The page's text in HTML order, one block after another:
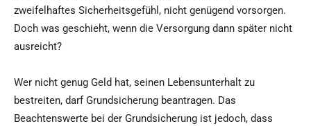
zweifelhaftes Sicherheitsgefühl, nicht genügend vorsorgen.
Doch was geschieht, wenn die Versorgung dann später nicht
ausreicht?
Wer nicht genug Geld hat, seinen Lebensunterhalt zu
bestreiten, darf Grundsicherung beantragen. Das
Beachtenswerte bei der Grundsicherung ist jedoch, dass